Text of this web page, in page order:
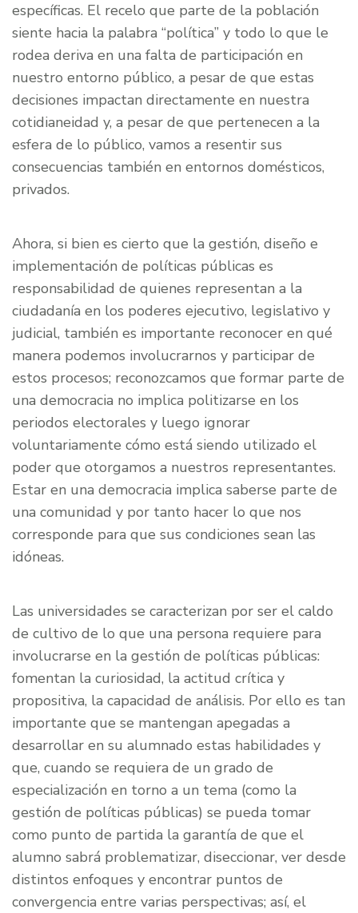
específicas. El recelo que parte de la población
siente hacia la palabra “política” y todo lo que le
rodea deriva en una falta de participación en
nuestro entorno público, a pesar de que estas
decisiones impactan directamente en nuestra
cotidianeidad y, a pesar de que pertenecen a la
esfera de lo público, vamos a resentir sus
consecuencias también en entornos domésticos,
privados.
Ahora, si bien es cierto que la gestión, diseño e
implementación de políticas públicas es
responsabilidad de quienes representan a la
ciudadanía en los poderes ejecutivo, legislativo y
judicial, también es importante reconocer en qué
manera podemos involucrarnos y participar de
estos procesos; reconozcamos que formar parte de
una democracia no implica politizarse en los
periodos electorales y luego ignorar
voluntariamente cómo está siendo utilizado el
poder que otorgamos a nuestros representantes.
Estar en una democracia implica saberse parte de
una comunidad y por tanto hacer lo que nos
corresponde para que sus condiciones sean las
idóneas.
Las universidades se caracterizan por ser el caldo
de cultivo de lo que una persona requiere para
involucrarse en la gestión de políticas públicas:
fomentan la curiosidad, la actitud crítica y
propositiva, la capacidad de análisis. Por ello es tan
importante que se mantengan apegadas a
desarrollar en su alumnado estas habilidades y
que, cuando se requiera de un grado de
especialización en torno a un tema (como la
gestión de políticas públicas) se pueda tomar
como punto de partida la garantía de que el
alumno sabrá problematizar, diseccionar, ver desde
distintos enfoques y encontrar puntos de
convergencia entre varias perspectivas; así, el